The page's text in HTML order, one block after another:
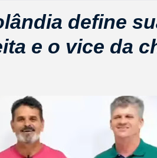
define
e o vice da